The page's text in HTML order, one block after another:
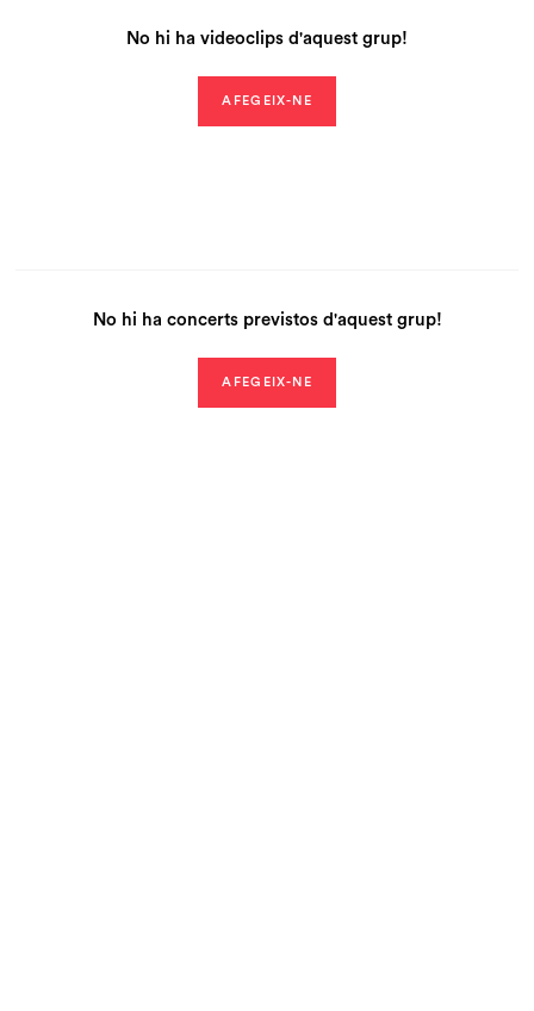
No hi ha videoclips d'aquest grup!
AFEGEIX-NE
No hi ha concerts previstos d'aquest grup!
AFEGEIX-NE